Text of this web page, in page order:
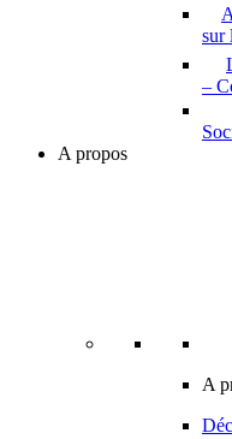
sur
–
A propos
A